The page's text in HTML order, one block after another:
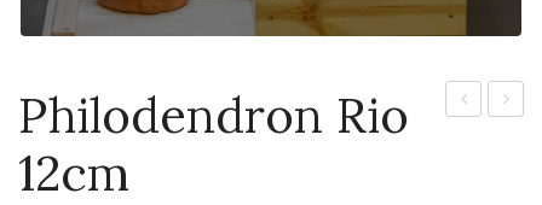
Philodendron Rio
12cm